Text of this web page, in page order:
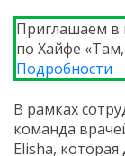
Приглашаем в
по Хайфе
Подробности
В рамках
команда
Elisha, которая